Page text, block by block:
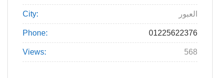
City: العبور
Phone: 01225622376
Views: 568